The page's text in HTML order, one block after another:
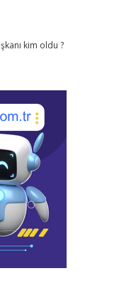
kim oldu ?